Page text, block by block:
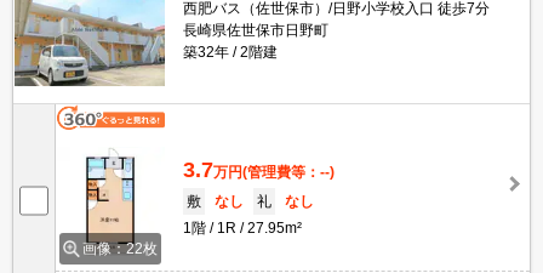
西肥バス（佐世保市）/日野小学校入口 徒歩7分
長崎県佐世保市日野町
築32年
2階建
画像：22枚
3.7万円(管理費等：--)
敷
なし 礼
なし
1階
1R 27.95m²